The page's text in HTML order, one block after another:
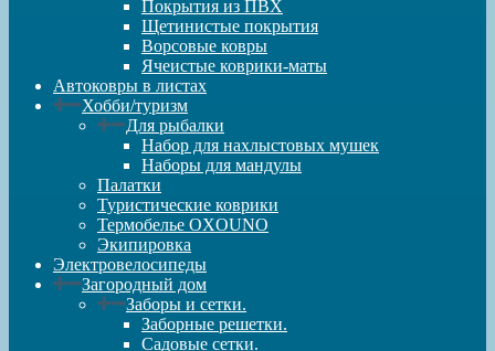
Покрытия из ПВХ
Щетинистые покрытия
Ворсовые ковры
Ячеистые коврики-маты
Автоковры в листах
Хобби/туризм
Для рыбалки
Набор для нахлыстовых мушек
Наборы для мандулы
Палатки
Туристические коврики
Термобелье OXOUNO
Экипировка
Электровелосипеды
Загородный дом
Заборы и сетки.
Заборные решетки.
Садовые сетки.